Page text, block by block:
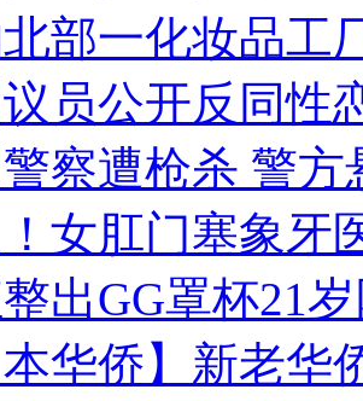
部一化妆品工
员公开反同性
察遭枪杀 警方
女肛门塞象牙
出GG罩杯21
本华侨】新老